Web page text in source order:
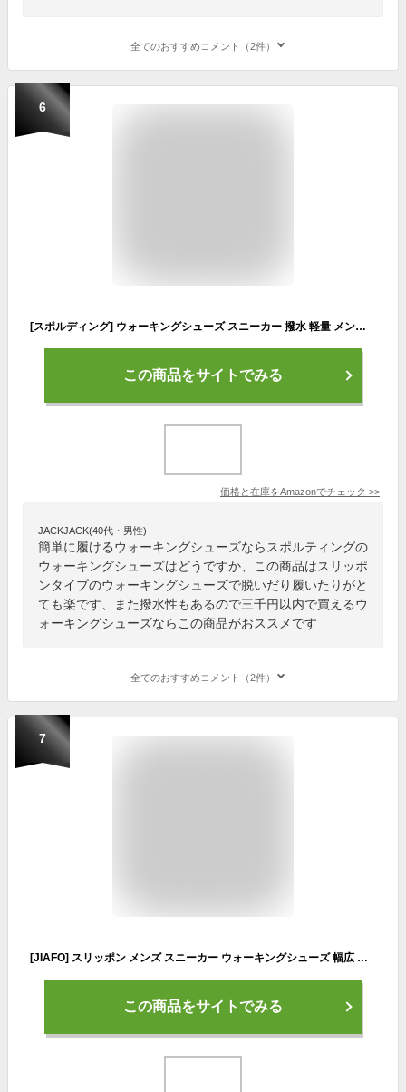
全てのおすすめコメント（2件）
6
[スポルディング] ウォーキングシューズ スニーカー 撥水 軽量 メンズ 4E JIN 3350 サンド 25.0 cm
この商品をサイトでみる
価格と在庫をAmazonでチェック >>
JACKJACK(40代・男性)
簡単に履けるウォーキングシューズならスポルティングの
ウォーキングシューズはどうですか、この商品はスリッポ
ンタイプのウォーキングシューズで脱いだり履いたりがと
ても楽です、また撥水性もあるので三千円以内で買えるウ
ォーキングシューズならこの商品がおススメです
全てのおすすめコメント（2件）
7
[JIAFO] スリッポン メンズ スニーカー ウォーキングシューズ 幅広 紐なし 軽量 大きいサイズ ランニングシューズ トレーニングシューズ 運動 通勤 通学 日常着用24.5cm~28cm (25.5cm, ブルー)
この商品をサイトでみる